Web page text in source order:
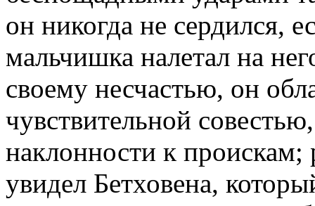
он никогда не сердился,
мальчишка налетал на
своему несчастью, он
чувствительной
наклонности к
увидел Бетховена,